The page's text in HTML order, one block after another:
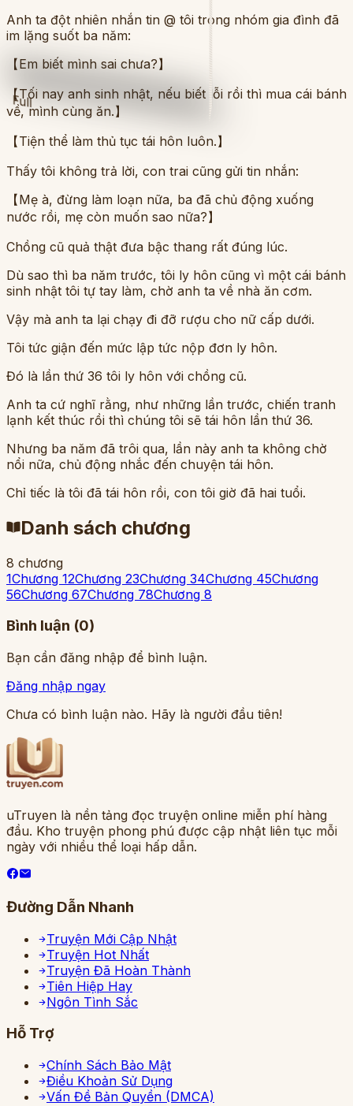
Full
Anh ta đột nhiên nhắn tin @ tôi trong nhóm gia đình đã
im lặng suốt ba năm:
【Em biết mình sai chưa?】
【Tối nay anh sinh nhật, nếu biết lỗi rồi thì mua cái bánh
về, mình cùng ăn.】
【Tiện thể làm thủ tục tái hôn luôn.】
Thấy tôi không trả lời, con trai cũng gửi tin nhắn:
【Mẹ à, đừng làm loạn nữa, ba đã chủ động xuống
nước rồi, mẹ còn muốn sao nữa?】
Chồng cũ quả thật đưa bậc thang rất đúng lúc.
Dù sao thì ba năm trước, tôi ly hôn cũng vì một cái bánh
sinh nhật tôi tự tay làm, chờ anh ta về nhà ăn cơm.
Vậy mà anh ta lại chạy đi đỡ rượu cho nữ cấp dưới.
Tôi tức giận đến mức lập tức nộp đơn ly hôn.
Đó là lần thứ 36 tôi ly hôn với chồng cũ.
Anh ta cứ nghĩ rằng, như những lần trước, chiến tranh
lạnh kết thúc rồi thì chúng tôi sẽ tái hôn lần thứ 36.
Nhưng ba năm đã trôi qua, lần này anh ta không chờ
nổi nữa, chủ động nhắc đến chuyện tái hôn.
Chỉ tiếc là tôi đã tái hôn rồi, con tôi giờ đã hai tuổi.
Danh sách chương
8 chương
1Chương 12Chương 23Chương 34Chương 45Chương
56Chương 67Chương 78Chương 8
Bình luận (0)
Bạn cần đăng nhập để bình luận.
Đăng nhập ngay
Chưa có bình luận nào. Hãy là người đầu tiên!
uTruyen là nền tảng đọc truyện online miễn phí hàng
đầu. Kho truyện phong phú được cập nhật liên tục mỗi
ngày với nhiều thể loại hấp dẫn.
Đường Dẫn Nhanh
Truyện Mới Cập Nhật
Truyện Hot Nhất
Truyện Đã Hoàn Thành
Tiên Hiệp Hay
Ngôn Tình Sắc
Hỗ Trợ
Chính Sách Bảo Mật
Điều Khoản Sử Dụng
Vấn Đề Bản Quyền (DMCA)